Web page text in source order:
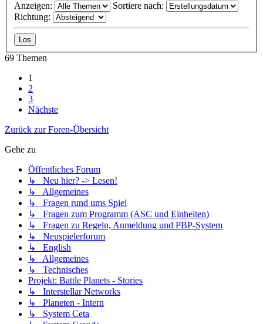
Anzeigen:
Sortiere nach:
Richtung:
69 Themen
1
2
3
Nächste
Zurück zur Foren-Übersicht
Gehe zu
Öffentliches Forum
↳ Neu hier? -> Lesen!
↳ Allgemeines
↳ Fragen rund ums Spiel
↳ Fragen zum Programm (ASC und Einheiten)
↳ Fragen zu Regeln, Anmeldung und PBP-System
↳ Neuspielerforum
↳ English
↳ Allgemeines
↳ Technisches
Projekt: Battle Planets - Stories
↳ Interstellar Networks
↳ Planeten - Intern
↳ System Ceta